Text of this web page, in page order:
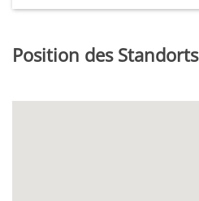
Position des Standorts